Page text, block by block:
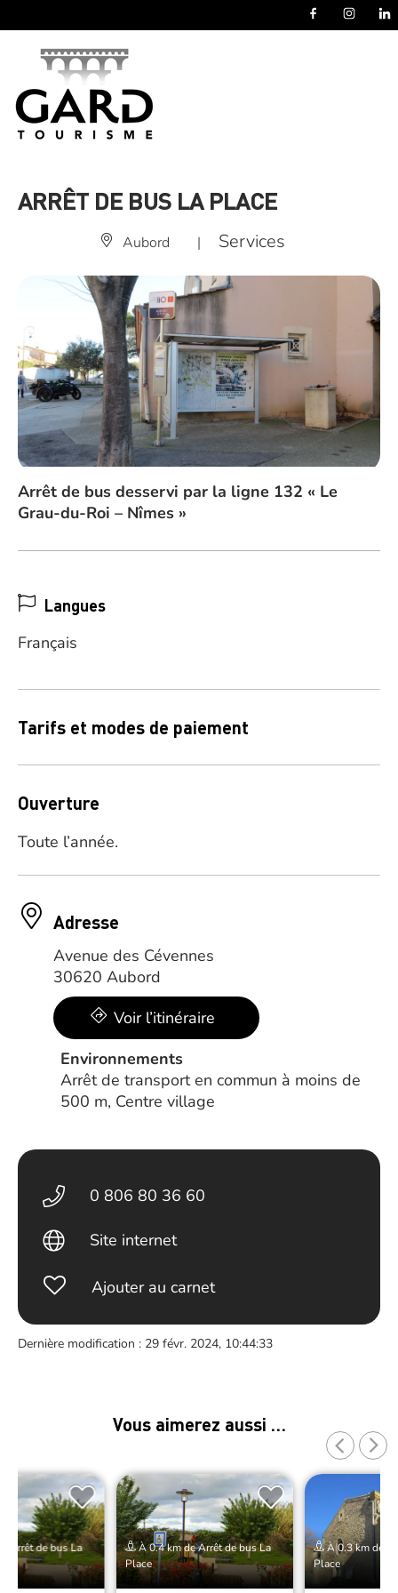
ARRÊT DE BUS LA PLACE
Aubord | Services
Arrêt de bus desservi par la ligne 132 « Le
Grau-du-Roi – Nîmes »
Langues
Français
Tarifs et modes de paiement
Ouverture
Toute l’année.
Adresse
Avenue des Cévennes
30620 Aubord
Voir l’itinéraire
Environnements
Arrêt de transport en commun à moins de
500 m, Centre village
0 806 80 36 60
Site internet
Ajouter au carnet
Dernière modification : 29 févr. 2024, 10:44:33
Vous aimerez aussi …
Arrêt de bus La
À 0.4 km de Arrêt de bus La
Place
À 0.3 km de
Place